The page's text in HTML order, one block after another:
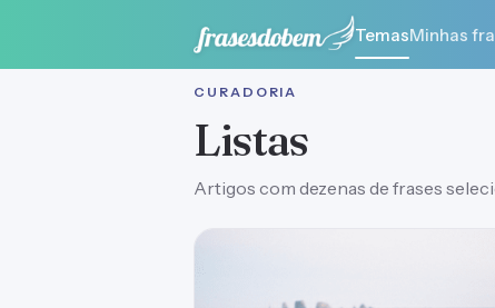
TemasMinhas
CURADORIA
Listas
Artigos com dezenas de frases